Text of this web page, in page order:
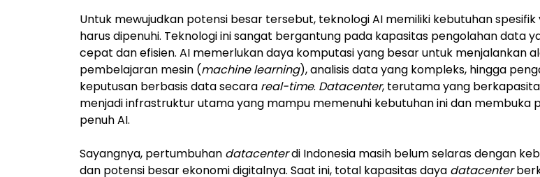
Untuk mewujudkan potensi besar tersebut, teknologi AI memiliki kebutuhan spesifik
harus dipenuhi. Teknologi ini sangat bergantung pada kapasitas pengolahan data
cepat dan efisien. AI memerlukan daya komputasi yang besar untuk menjalankan
pembelajaran mesin (machine learning), analisis data yang kompleks, hingga
keputusan berbasis data secara real-time. Datacenter, terutama yang
menjadi infrastruktur utama yang mampu memenuhi kebutuhan ini dan membuka
penuh AI.
Sayangnya, pertumbuhan datacenterdi Indonesia masih belum selaras dengan
dan potensi besar ekonomi digitalnya. Saat ini, total kapasitas daya datacenter